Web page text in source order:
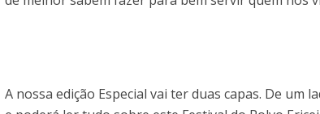
A nossa edição Especial vai ter duas capas. De